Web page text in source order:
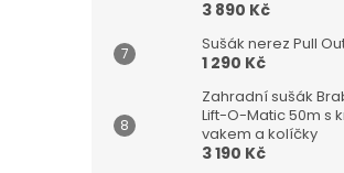
3 890 Kč
Sušák nerez Pull
1 290 Kč
Zahradní sušák
Lift-O-Matic 50m s
vakem a kolíčky
3 190 Kč